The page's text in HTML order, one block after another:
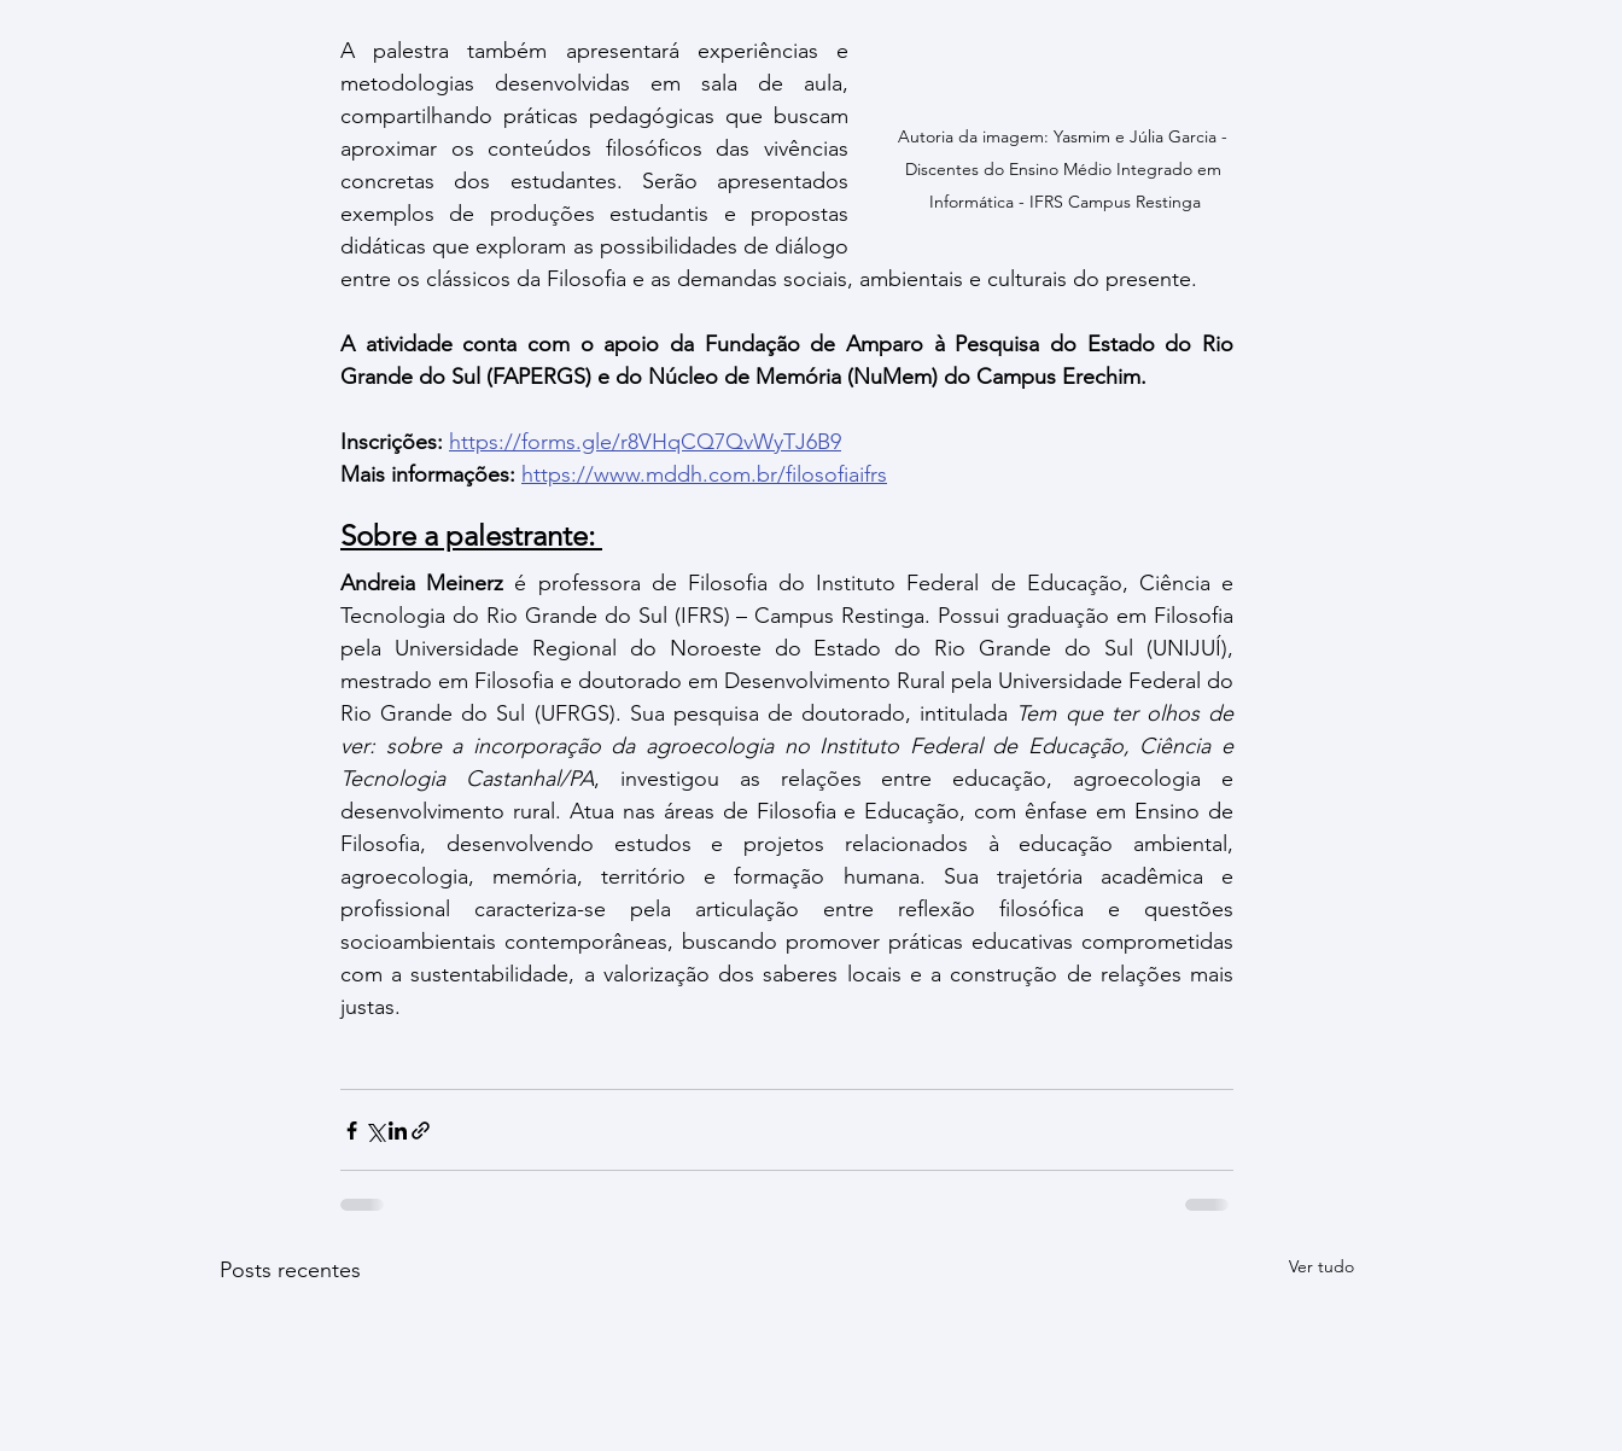
Autoria da imagem: Yasmim e Júlia Garcia -
Discentes do Ensino Médio Integrado em
Informática - IFRS Campus Restinga
A palestra também apresentará experiências e
metodologias desenvolvidas em sala de aula,
compartilhando práticas pedagógicas que buscam
aproximar os conteúdos filosóficos das vivências
concretas dos estudantes. Serão apresentados
exemplos de produções estudantis e propostas
didáticas que exploram as possibilidades de diálogo
entre os clássicos da Filosofia e as demandas sociais, ambientais e culturais do presente.
A atividade conta com o apoio da Fundação de Amparo à Pesquisa do Estado do Rio
Grande do Sul (FAPERGS) e do Núcleo de Memória (NuMem) do Campus Erechim.
Inscrições: https://forms.gle/r8VHqCQ7QvWyTJ6B9
Mais informações: https://www.mddh.com.br/filosofiaifrs
Sobre a palestrante:
Andreia Meinerz é professora de Filosofia do Instituto Federal de Educação, Ciência e
Tecnologia do Rio Grande do Sul (IFRS) – Campus Restinga. Possui graduação em Filosofia
pela Universidade Regional do Noroeste do Estado do Rio Grande do Sul (UNIJUÍ),
mestrado em Filosofia e doutorado em Desenvolvimento Rural pela Universidade Federal do
Rio Grande do Sul (UFRGS). Sua pesquisa de doutorado, intitulada Tem que ter olhos de
ver: sobre a incorporação da agroecologia no Instituto Federal de Educação, Ciência e
Tecnologia Castanhal/PA, investigou as relações entre educação, agroecologia e
desenvolvimento rural. Atua nas áreas de Filosofia e Educação, com ênfase em Ensino de
Filosofia, desenvolvendo estudos e projetos relacionados à educação ambiental,
agroecologia, memória, território e formação humana. Sua trajetória acadêmica e
profissional caracteriza-se pela articulação entre reflexão filosófica e questões
socioambientais contemporâneas, buscando promover práticas educativas comprometidas
com a sustentabilidade, a valorização dos saberes locais e a construção de relações mais
justas.
Posts recentes Ver tudo